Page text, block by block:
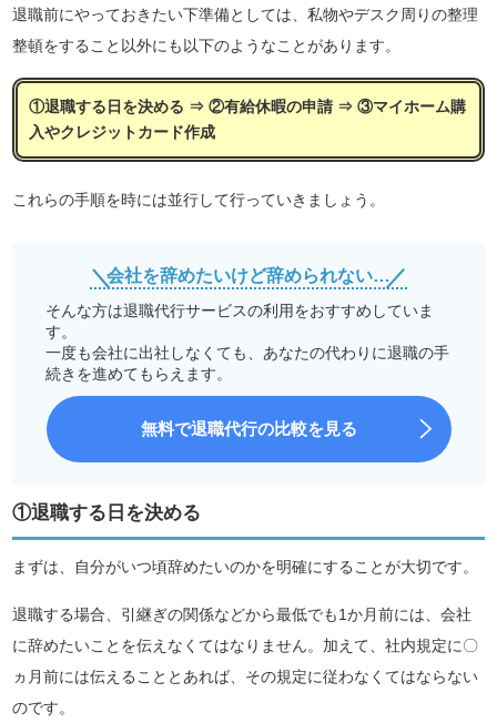
退職前にやっておきたい下準備としては、私物やデスク周りの整理
整頓をすること以外にも以下のようなことがあります。
①退職する日を決める ⇒ ②有給休暇の申請 ⇒ ③マイホーム購
入やクレジットカード作成
これらの手順を時には並行して行っていきましょう。
会社を辞めたいけど辞められない…
そんな方は退職代行サービスの利用をおすすめしていま
す。
一度も会社に出社しなくても、あなたの代わりに退職の手
続きを進めてもらえます。
無料で退職代行の比較を見る
①退職する日を決める
まずは、自分がいつ頃辞めたいのかを明確にすることが大切です。
退職する場合、引継ぎの関係などから最低でも1か月前には、会社
に辞めたいことを伝えなくてはなりません。加えて、社内規定に〇
ヵ月前には伝えることとあれば、その規定に従わなくてはならない
のです。